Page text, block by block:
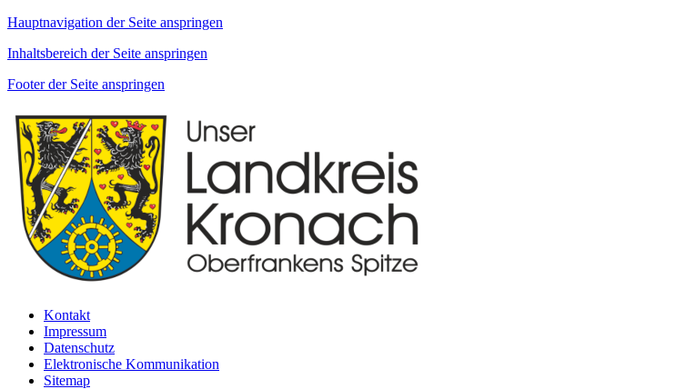
Hauptnavigation der Seite anspringen
Inhaltsbereich der Seite anspringen
Footer der Seite anspringen
Kontakt
Impressum
Datenschutz
Elektronische Kommunikation
Sitemap